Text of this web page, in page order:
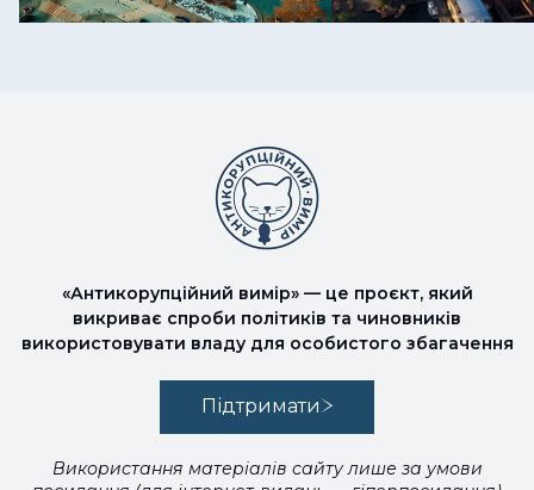
«Антикорупційний вимір» — це проєкт, який
викриває спроби політиків та чиновників
використовувати владу для особистого збагачення
Підтримати
Використання матеріалів сайту лише за умови